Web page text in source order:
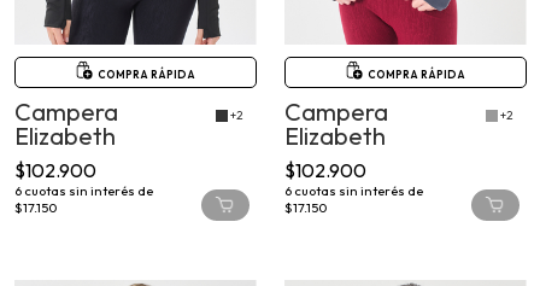
COMPRA RÁPIDA
Campera
Elizabeth
$102.900
6cuotas sin interés de
$17.150
COMPRA RÁPIDA
Campera
Elizabeth
$102.900
6cuotas sin interés de
$17.150